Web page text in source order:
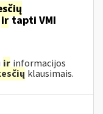
irtapti VMI
ir informacijos
klausimais.